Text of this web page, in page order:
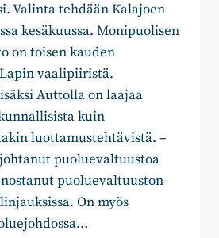
Valinta tehdään Kalajoen
kesäkuussa. Monipuolisen
on toisen kauden
vaalipiiristä.
Auttolla on laajaa
kuin
luottamustehtävistä. –
puoluevaltuustoa
puoluevaltuuston
On myös